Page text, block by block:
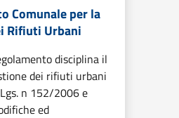
Comunale per la
Rifiuti Urbani
disciplina il
dei rifiuti urbani
n 152/2006 e
ed